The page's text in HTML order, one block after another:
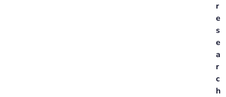
r
e
s
e
a
r
c
h